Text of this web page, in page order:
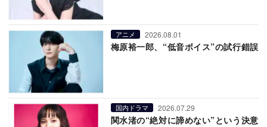
アニメ 2026.08.01
梅原裕一郎、“低音ボイス”の試行錯誤
国内ドラマ 2026.07.29
関水渚の“絶対に諦めない”という決意